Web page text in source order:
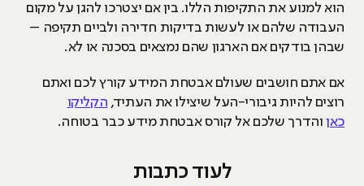
הוא למנוע את התקיפות הללו. בין אם יצטרכו להגן על מקום
העבודה שלהם או לעשות בדיקות חדירה ולביים תקיפה –
שבהן בודקים אם הארגון שהם נמצאים בסכנה או לא.
אם אתם חושבים שעולם אבטחת המידע קורץ לכם ואתם
רוצים להיות גיבורי-העל שיצילו את העתיד, הקליקו
כאןוהדרך שלכם אל קורס אבטחת מידע כבר בטוחה.
לעוד כתבות